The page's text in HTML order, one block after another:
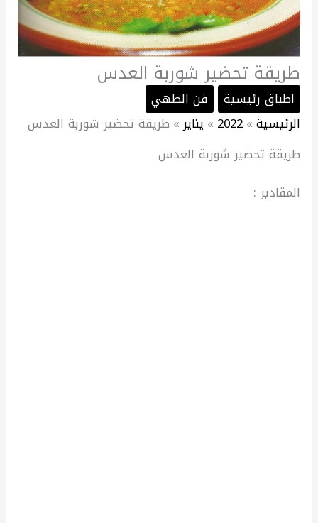
طريقة تحضير شوربة العدس
اطباق رئيسية
فن الطهي
الرئيسية
2022 يناير
طريقة تحضير شوربة العدس
طريقة تحضير شوربة العدس
المقادير :